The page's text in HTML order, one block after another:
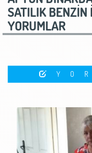
SATILIK
YORUMLAR